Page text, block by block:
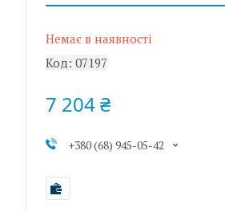
Немає в наявності
Код: 07197
7 204 ₴
+380 (68) 945-05-42